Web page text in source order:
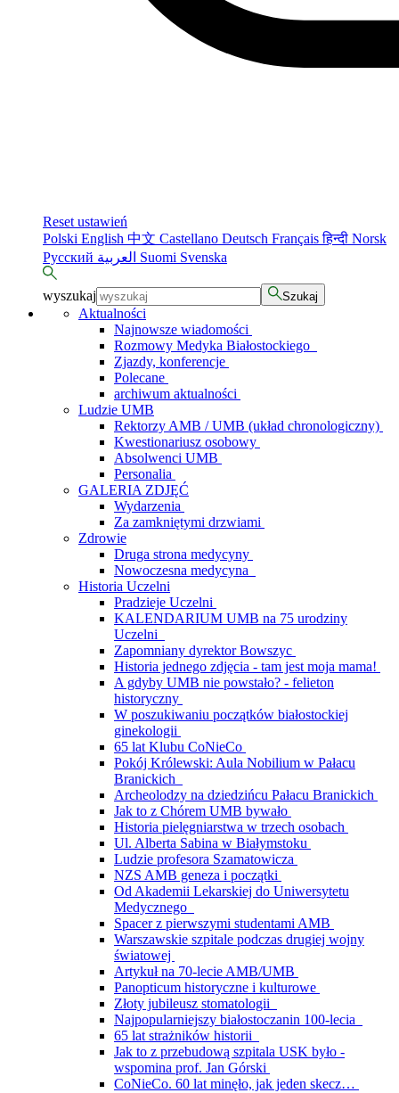
Reset ustawień
Polski English 中文 Castellano Deutsch Françaisहिन्दी Norsk
Русский
Suomi Svenska
wyszukaj Szukaj
Aktualności
Najnowsze wiadomości
Rozmowy Medyka Białostockiego
Zjazdy, konferencje
Polecane
archiwum aktualności
Ludzie UMB
Rektorzy AMB / UMB (układ chronologiczny)
Kwestionariusz osobowy
Absolwenci UMB
Personalia
GALERIA ZDJĘĆ
Wydarzenia
Za zamkniętymi drzwiami
Zdrowie
Druga strona medycyny
Nowoczesna medycyna
Historia Uczelni
Pradzieje Uczelni
KALENDARIUM UMB na 75 urodziny
Uczelni
Zapomniany dyrektor Bowszyc
Historia jednego zdjęcia - tam jest moja mama!
A gdyby UMB nie powstało? - felieton
historyczny
W poszukiwaniu początków białostockiej
ginekologii
65 lat Klubu CoNieCo
Pokój Królewski: Aula Nobilium w Pałacu
Branickich
Archeolodzy na dziedzińcu Pałacu Branickich
Jak to z Chórem UMB bywało
Historia pielęgniarstwa w trzech osobach
Ul. Alberta Sabina w Białymstoku
Ludzie profesora Szamatowicza
NZS AMB geneza i początki
Od Akademii Lekarskiej do Uniwersytetu
Medycznego
Spacer z pierwszymi studentami AMB
Warszawskie szpitale podczas drugiej wojny
światowej
Artykuł na 70-lecie AMB/UMB
Panopticum historyczne i kulturowe
Złoty jubileusz stomatologii
Najpopularniejszy białostoczanin 100-lecia
65 lat strażników historii
Jak to z przebudową szpitala USK było -
wspomina prof. Jan Górski
CoNieCo. 60 lat minęło, jak jeden skecz…